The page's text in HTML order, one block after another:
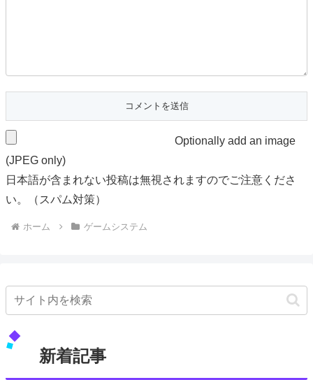
Optionally add an image
(JPEG only)
日本語が含まれない投稿は無視されますのでご注意くださ
い。（スパム対策）
ホーム ゲームシステム
新着記事